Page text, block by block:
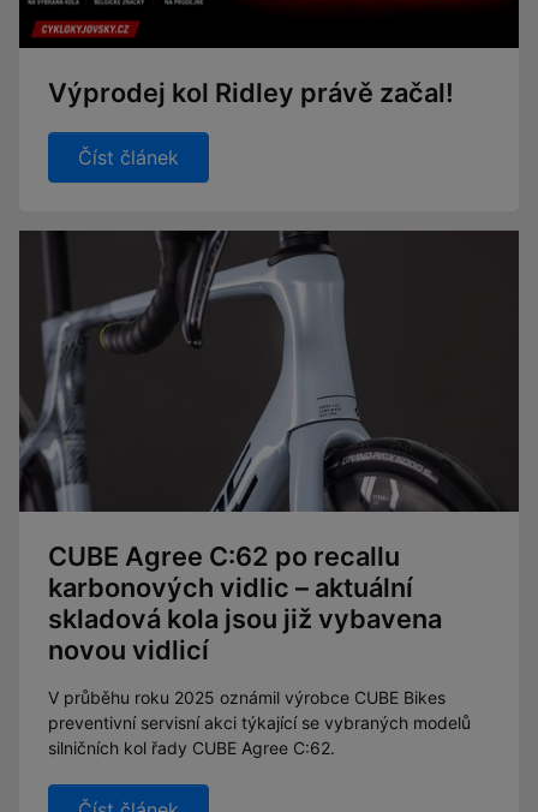
Výprodej kol Ridley právě začal!
Číst článek
CUBE Agree C:62 po recallu
karbonových vidlic – aktuální
skladová kola jsou již vybavena
novou vidlicí
V průběhu roku 2025 oznámil výrobce CUBE Bikes
preventivní servisní akci týkající se vybraných modelů
silničních kol řady CUBE Agree C:62.